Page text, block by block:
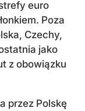
euro
Poza
Czechy,
jako
z obowiązku
przez Polskę